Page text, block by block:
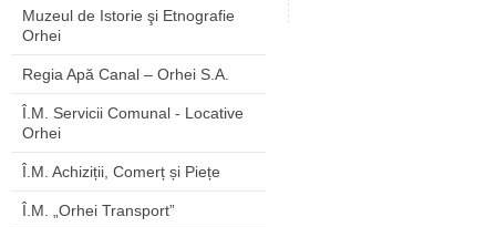
Muzeul de Istorie şi Etnografie
Orhei
Regia Apă Canal – Orhei S.A.
Î.M. Servicii Comunal - Locative
Orhei
Î.M. Achiziții, Comerț și Piețe
Î.M. „Orhei Transport”